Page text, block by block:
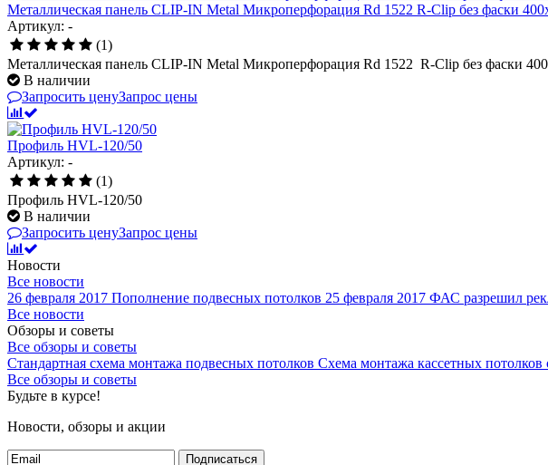
Металлическая панель CLIP-IN Metal Микроперфорация Rd 1522 R-Clip без фаски
Артикул: -
(1)
Металлическая панель CLIP-IN Metal Микроперфорация Rd 1522 R-Clip без фаски
В наличии
Запросить ценуЗапрос цены
Профиль HVL-120/50
Артикул: -
(1)
Профиль HVL-120/50
В наличии
Запросить ценуЗапрос цены
Новости
Все новости
26 февраля 2017 Пополнение подвесных потолков 25 февраля 2017 ФАС разрешил
Все новости
Обзоры и советы
Все обзоры и советы
Стандартная схема монтажа подвесных потолков Схема монтажа кассетных
Все обзоры и советы
Будьте в курсе!
Новости, обзоры и акции
Подписаться